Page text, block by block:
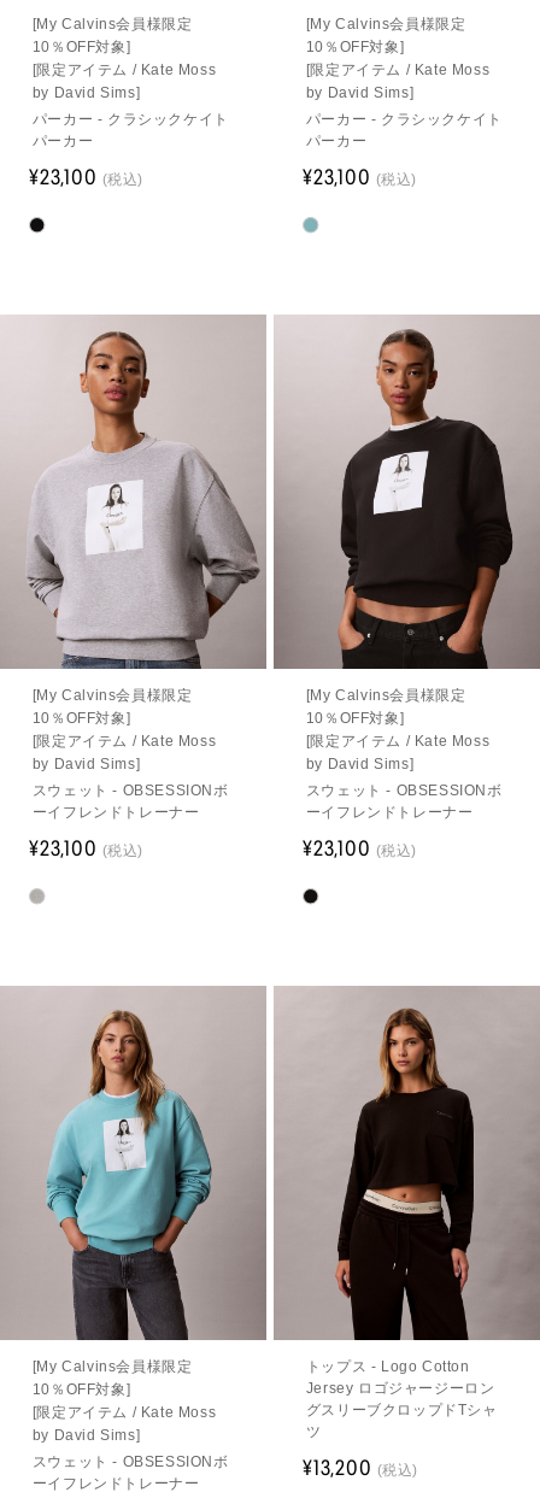
[My Calvins会員様限定
10％OFF対象]
[限定アイテム / Kate Moss
by David Sims]
パーカー - クラシックケイト
パーカー
¥23,100 (税込)
[My Calvins会員様限定
10％OFF対象]
[限定アイテム / Kate Moss
by David Sims]
パーカー - クラシックケイト
パーカー
¥23,100 (税込)
[My Calvins会員様限定
10％OFF対象]
[限定アイテム / Kate Moss
by David Sims]
スウェット - OBSESSIONボ
ーイフレンドトレーナー
¥23,100 (税込)
[My Calvins会員様限定
10％OFF対象]
[限定アイテム / Kate Moss
by David Sims]
スウェット - OBSESSIONボ
ーイフレンドトレーナー
¥23,100 (税込)
[My Calvins会員様限定
10％OFF対象]
[限定アイテム / Kate Moss
by David Sims]
スウェット - OBSESSIONボ
ーイフレンドトレーナー
トップス - Logo Cotton
Jersey ロゴジャージーロン
グスリーブクロップドTシャ
ツ
¥13,200 (税込)